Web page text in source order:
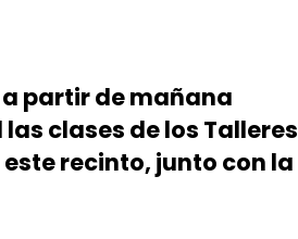
partir de mañana
clases de los Talleres
recinto, junto con la